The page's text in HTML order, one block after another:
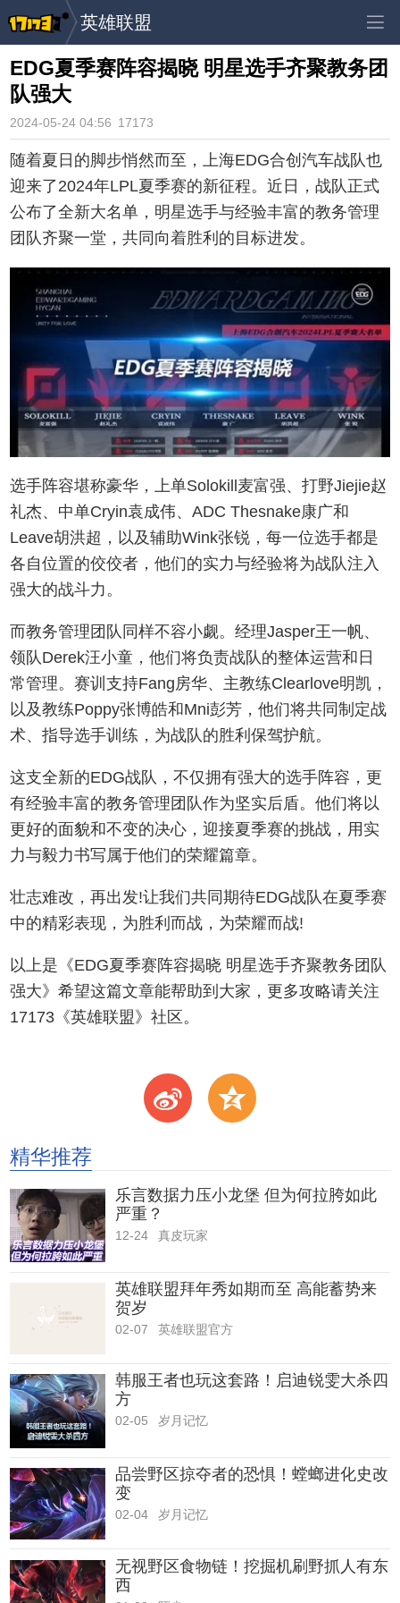
英雄联盟
EDG夏季赛阵容揭晓 明星选手齐聚教务团
队强大
2024-05-24 04:56 17173
随着夏日的脚步悄然而至，上海EDG合创汽车战队也
迎来了2024年LPL夏季赛的新征程。近日，战队正式
公布了全新大名单，明星选手与经验丰富的教务管理
团队齐聚一堂，共同向着胜利的目标进发。
选手阵容堪称豪华，上单Solokill麦富强、打野Jiejie赵
礼杰、中单Cryin袁成伟、ADC Thesnake康广和
Leave胡洪超，以及辅助Wink张锐，每一位选手都是
各自位置的佼佼者，他们的实力与经验将为战队注入
强大的战斗力。
而教务管理团队同样不容小觑。经理Jasper王一帆、
领队Derek汪小童，他们将负责战队的整体运营和日
常管理。赛训支持Fang房华、主教练Clearlove明凯，
以及教练Poppy张博皓和Mni彭芳，他们将共同制定战
术、指导选手训练，为战队的胜利保驾护航。
这支全新的EDG战队，不仅拥有强大的选手阵容，更
有经验丰富的教务管理团队作为坚实后盾。他们将以
更好的面貌和不变的决心，迎接夏季赛的挑战，用实
力与毅力书写属于他们的荣耀篇章。
壮志难改，再出发!让我们共同期待EDG战队在夏季赛
中的精彩表现，为胜利而战，为荣耀而战!
以上是《EDG夏季赛阵容揭晓 明星选手齐聚教务团队
强大》希望这篇文章能帮助到大家，更多攻略请关注
17173《英雄联盟》社区。
t z
精华推荐
乐言数据力压小龙堡 但为何拉胯如此
严重？
12-24 真皮玩家
英雄联盟拜年秀如期而至 高能蓄势来
贺岁
02-07 英雄联盟官方
韩服王者也玩这套路！启迪锐雯大杀四
方
02-05 岁月记忆
品尝野区掠夺者的恐惧！螳螂进化史改
变
02-04 岁月记忆
无视野区食物链！挖掘机刷野抓人有东
西